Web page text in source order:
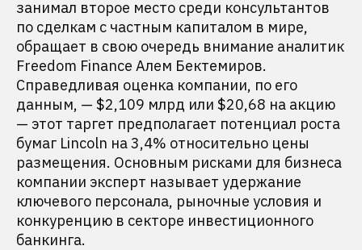
занимал второе место среди консультантов
по сделкам с частным капиталом в мире,
обращает в свою очередь внимание аналитик
Freedom Finance Алем Бектемиров.
Справедливая оценка компании, по его
данным, — $2,109 млрд или $20,68 на акцию
— этот таргет предполагает потенциал роста
бумаг Lincoln на 3,4% относительно цены
размещения. Основным рисками для бизнеса
компании эксперт называет удержание
ключевого персонала, рыночные условия и
конкуренцию в секторе инвестиционного
банкинга.